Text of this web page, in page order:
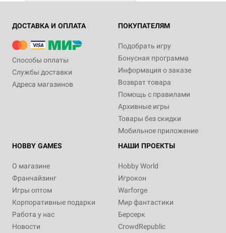
ДОСТАВКА И ОПЛАТА
Способы оплаты
Службы доставки
Адреса магазинов
ПОКУПАТЕЛЯМ
Подобрать игру
Бонусная программа
Информация о заказе
Возврат товара
Помощь с правилами
Архивные игры
Товары без скидки
Мобильное приложение
HOBBY GAMES
О магазине
Франчайзинг
Игры оптом
Корпоративные подарки
Работа у нас
Новости
НАШИ ПРОЕКТЫ
Hobby World
Игрокон
Warforge
Мир фантастики
Берсерк
CrowdRepublic